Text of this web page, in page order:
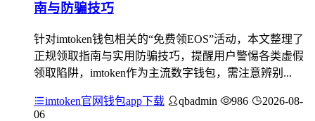
南与防骗技巧
针对imtoken钱包相关的“免费领EOS”活动，本文整理了
正规领取指南与实用防骗技巧，提醒用户警惕各类虚假
领取陷阱，imtoken作为主流数字钱包，需注意辨别...
imtoken官网钱包app下载 qbadmin 986
2026-08-
06